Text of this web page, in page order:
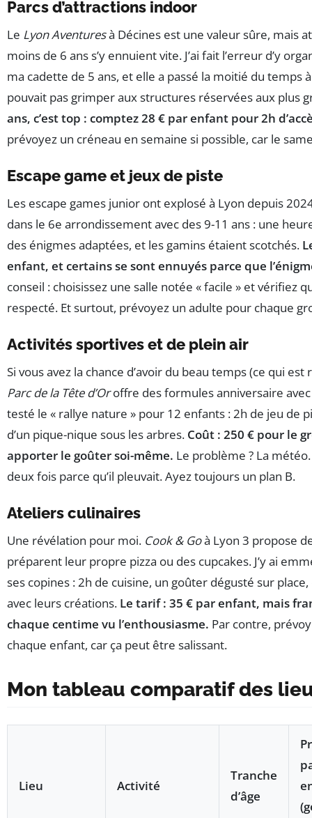
Parcs d’attractions indoor
Le Lyon Aventuresà Décines est une valeur sûre, mais
moins de 6 ans s’y ennuient vite. J’ai fait l’erreur d’y
ma cadette de 5 ans, et elle a passé la moitié du temps
pouvait pas grimper aux structures réservées aux plus
ans, c’est top : comptez 28 € par enfant pour 2h
prévoyez un créneau en semaine si possible, car le
Escape game et jeux de piste
Les escape games junior ont explosé à Lyon depuis
dans le 6e arrondissement avec des 9-11 ans : une
des énigmes adaptées, et les gamins étaient scotchés.
enfant, et certains se sont ennuyés parce que
conseil : choisissez une salle notée « facile » et vérifiez
respecté. Et surtout, prévoyez un adulte pour chaque
Activités sportives et de plein air
Si vous avez la chance d’avoir du beau temps (ce qui
Parc de la Tête d’Oroffre des formules anniversaire avec
testé le « rallye nature » pour 12 enfants : 2h de jeu de
d’un pique-nique sous les arbres. Coût : 250 € pour le
apporter le goûter soi-même. Le problème ? La
deux fois parce qu’il pleuvait. Ayez toujours un plan B.
Ateliers culinaires
Une révélation pour moi. Cook & Goà Lyon 3 propose
préparent leur propre pizza ou des cupcakes. J’y ai
ses copines : 2h de cuisine, un goûter dégusté sur
avec leurs créations. Le tarif : 35 € par enfant, mais
chaque centime vu l’enthousiasme. Par contre,
chaque enfant, car ça peut être salissant.
Mon tableau comparatif des
Lieu Activité
Tranche
d’âge